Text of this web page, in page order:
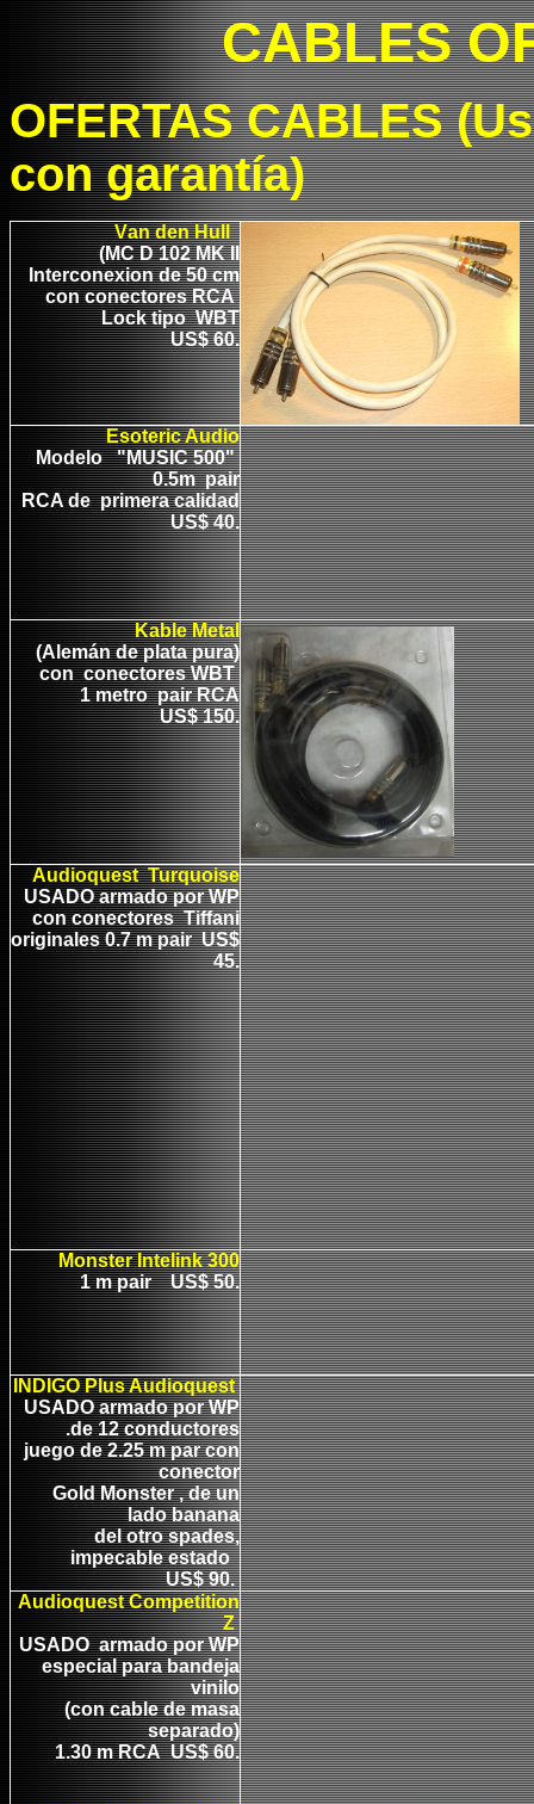
CABLES
OFERTAS CABLES
con garantía)
Van den Hull
(MC D 102 MK II
Interconexion de 50 cm
con conectores RCA
Lock tipo WBT
US$ 60.
Esoteric Audio
Modelo "MUSIC 500"
0.5m pair
RCA de primera calidad
US$ 40.
Kable Metal
(Alemán de plata pura)
con conectores WBT
1 metro pair RCA
US$ 150.
Audioquest Turquoise
USADO armado por WP
con conectores Tiffani
originales 0.7 m pair US$
45.
Monster Intelink 300
1 m pair US$ 50.
INDIGO Plus Audioquest
USADO armado por WP
.de 12 conductores
juego de 2.25 m par con
conector
Gold Monster , de un
lado banana
del otro spades,
impecable estado
US$ 90.
Audioquest Competition
Z
USADO armado por WP
especial para bandeja
vinilo
(con cable de masa
separado)
1.30 m RCA US$ 60.